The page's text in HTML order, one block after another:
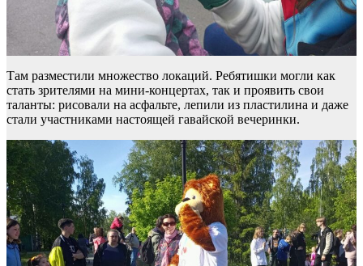
Там разместили множество локаций. Ребятишки могли как
стать зрителями на мини-концертах, так и проявить свои
таланты: рисовали на асфальте, лепили из пластилина и даже
стали участниками настоящей гавайской вечеринки.